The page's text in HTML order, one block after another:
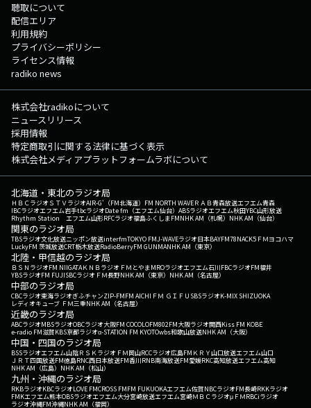
聴取について
配信エリア
利用規約
プライバシーポリシー
ライセンス情報
radiko news
株式会社radikoについて
ニュースリリース
採用情報
特定商取引に関する法律に基づく表示
株式会社メディアプラットフォームラボについて
北海道・東北のラジオ局
ＨＢＣラジオＳＴＶラジオAIR-G'（FM北海道） FM NORTH WAVEＲＡＢ青森放送エフエム青森
IBCラジオエフエム岩手tbcラジオDate fm（エフエム仙台） ABSラジオエフエム秋田YBC山形放送
Rhythm Station エフエム山形RFCラジオ福島ふくしまFMNHK AM（札幌） NHK AM（仙台）
関東のラジオ局
TBSラジオ文化放送ニッポン放送interfmTOKYO FMJ-WAVEラジオ日本BAYFM78NACK5 ＦＭヨコハマ
LuckyFM 茨城放送CRT栃木放送RadioBerryFM GUNMANHK AM（東京）
北陸・甲信越のラジオ局
ＢＳＮラジオFM NIIGATAＫＮＢラジオ ＦＭとやまMROラジオエフエム石川FBCラジオFM福井
YBSラジオFM FUJISBCラジオ ＦＭ長野NHK AM（東京） NHK AM（名古屋）
中部のラジオ局
CBCラジオ東海ラジオぎふチャンZIP-FMFM AICHI ＦＭ ＧＩＦＵ SBSラジオK-MIX SHIZUOKA
レディオキューブ ＦＭ三重NHK AM（名古屋）
近畿のラジオ局
ABCラジオMBSラジオOBCラジオ大阪FM COCOLOFM802FM大阪ラジオ関西Kiss FM KOBE
e-radio FM滋賀KBS京都ラジオα-STATION FM KYOTOwbs和歌山放送NHK AM（大阪）
中国・四国のラジオ局
BSSラジオエフエム山陰ＲＳＫラジオ ＦＭ岡山RCCラジオ広島FM ＫＲＹ山口放送エフエム山口
ＪＲＴ四国放送FM徳島RNC西日本放送FM香川RNB南海放送FM愛媛RKC高知放送エフエム高知
NHK AM（広島） NHK AM（松山）
九州・沖縄のラジオ局
RKBラジオKBCラジオLOVE FMCROSS FMFM FUKUOKAエフエム佐賀NBCラジオFM長崎RKKラジオ
FMKエフエム熊本OBSラジオエフエム大分宮崎放送エフエム宮崎ＭＢＣラジオμＦＭRBCiラジオ
ラジオ沖縄FM沖縄NHK AM（福岡）